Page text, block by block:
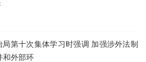
第十次集体学习时强调 加强涉外法制
和外部环